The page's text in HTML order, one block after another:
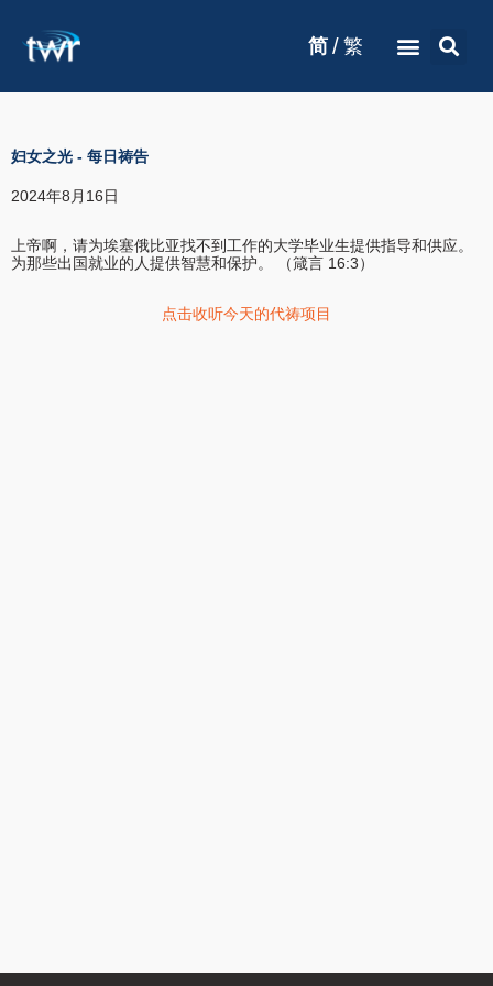
简 / 繁
妇女之光 - 每日祷告
2024年8月16日
上帝啊，请为埃塞俄比亚找不到工作的大学毕业生提供指导和供应。
为那些出国就业的人提供智慧和保护。 （箴言 16:3）
点击收听今天的代祷项目